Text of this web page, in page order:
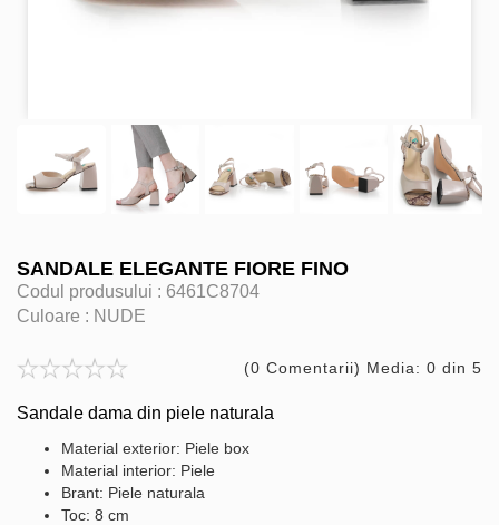
SANDALE ELEGANTE FIORE FINO
Codul produsului : 6461C8704
Culoare : NUDE
(0 Comentarii) Media: 0 din 5
Sandale dama din piele naturala
Material exterior: Piele box
Material interior: Piele
Brant: Piele naturala
Toc: 8 cm